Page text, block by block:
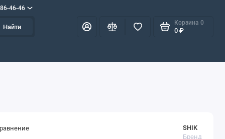
46-46
Найти
Корзина 0
0 ₽
SHIK
Бренд